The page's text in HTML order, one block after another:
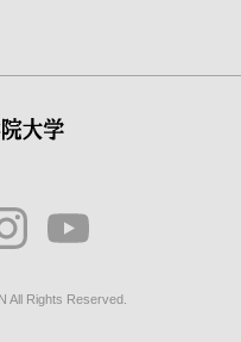
All Rights Reserved.